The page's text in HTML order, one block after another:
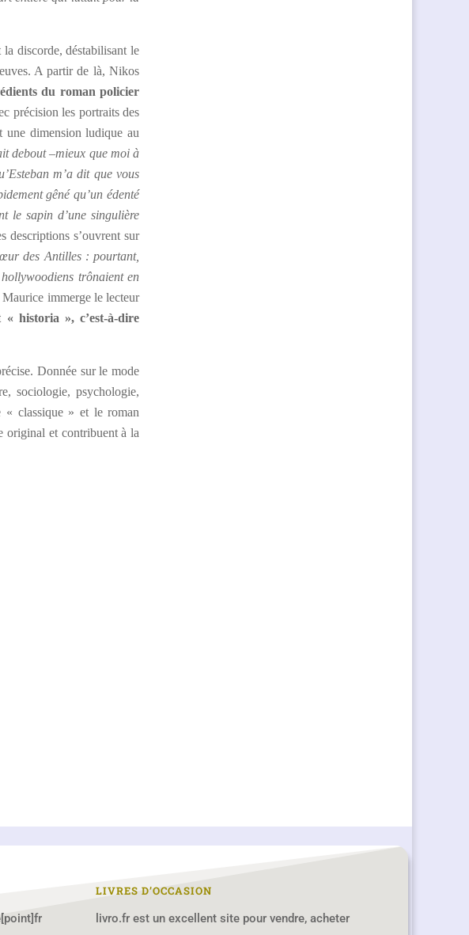
discorde, déstabilisant le
A partir de là, Nikos
du roman policier
précision les portraits des
une dimension ludique au
debout –mieux que moi à
m’a dit que vous
gêné qu’un édenté
le sapin d’une singulière
descriptions s’ouvrent sur
des Antilles : pourtant,
trônaient en
immerge le lecteur
« historia », c’est-à-dire
Donnée sur le mode
sociologie, psychologie,
« classique » et le roman
original et contribuent à la
LIVRES D’OCCASION
livro.fr est un excellent site pour vendre, acheter